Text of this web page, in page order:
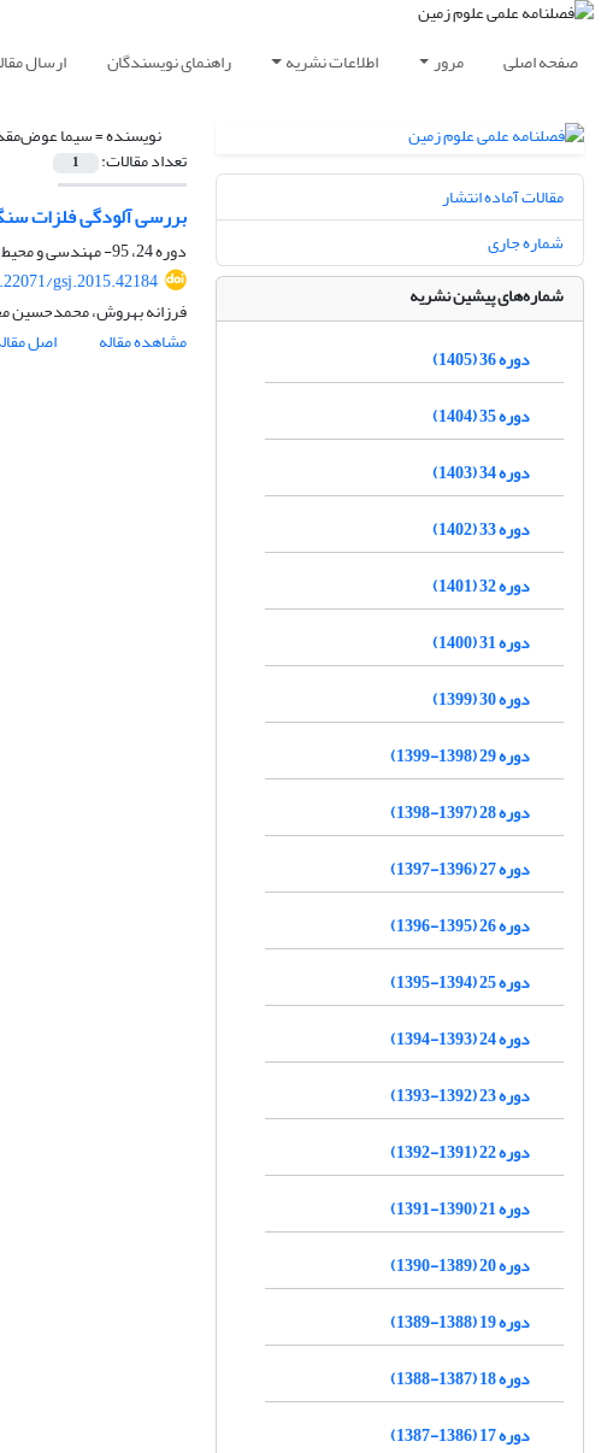
صفحه اصلی مرور اطلاعات نشریه راهنمای نویسندگان ارسال
نویسنده =سیما
تعداد مقالات: 1
بررسی آلودگی فلزات
دوره 24، 95- مهندسی و محیط زیست، بهار 1394، صفحه
gsj.2015.42184
فرزانه بهروش، محمدحسین
مشاهده مقاله
اصل
مقالات آماده انتشار
شماره جاری
شماره‌های پیشین نشریه
دوره 36 (1405)
دوره 35 (1404)
دوره 34 (1403)
دوره 33 (1402)
دوره 32 (1401)
دوره 31 (1400)
دوره 30 (1399)
دوره 29 (1398-1399)
دوره 28 (1397-1398)
دوره 27 (1396-1397)
دوره 26 (1395-1396)
دوره 25 (1394-1395)
دوره 24 (1393-1394)
دوره 23 (1392-1393)
دوره 22 (1391-1392)
دوره 21 (1390-1391)
دوره 20 (1389-1390)
دوره 19 (1388-1389)
دوره 18 (1387-1388)
دوره 17 (1386-1387)